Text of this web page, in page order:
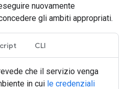
nuovamente
gli ambiti appropriati.
CLI
che il servizio venga
in cui le credenziali